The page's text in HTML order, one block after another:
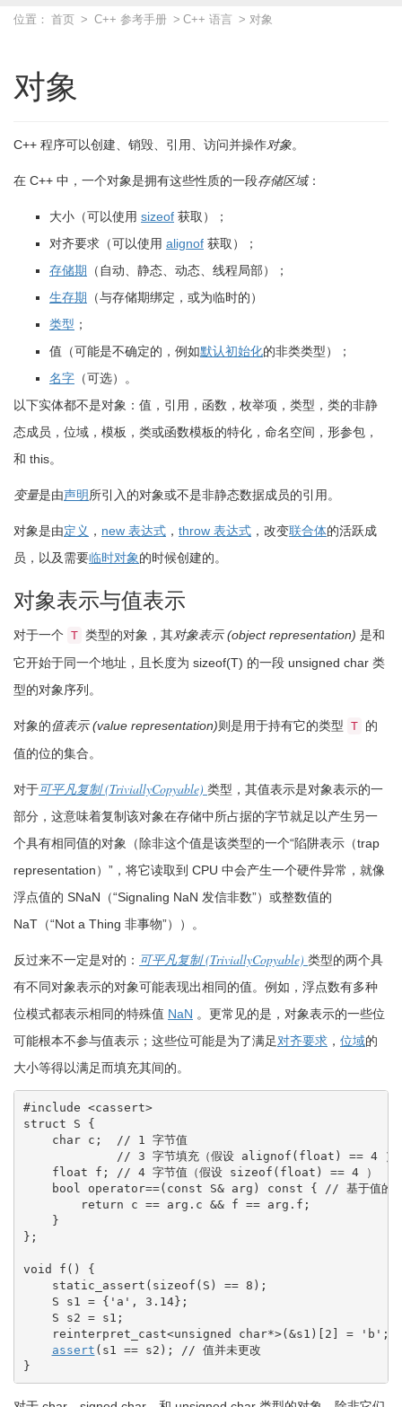
位置： 首页 > C++ 参考手册 > C++ 语言 > 对象
对象
C++ 程序可以创建、销毁、引用、访问并操作对象。
在 C++ 中，一个对象是拥有这些性质的一段存储区域：
大小（可以使用 sizeof 获取）；
对齐要求（可以使用 alignof 获取）；
存储期 （自动、静态、动态、线程局部）；
生存期 （与存储期绑定，或为临时的）
类型 ；
值（可能是不确定的，例如默认初始化的非类类型）；
名字 （可选）。
以下实体都不是对象：值，引用，函数，枚举项，类型，类的非静
态成员，位域，模板，类或函数模板的特化，命名空间，形参包，
和 this。
变量是由声明所引入的对象或不是非静态数据成员的引用。
对象是由定义 ， new 表达式 ， throw 表达式 ，改变联合体的活跃成
员，以及需要临时对象的时候创建的。
对象表示与值表示
对于一个 T 类型的对象，其对象表示 (object representation) 是和
它开始于同一个地址，且长度为 sizeof(T) 的一段 unsigned char 类
型的对象序列。
对象的值表示 (value representation)则是用于持有它的类型 T 的
值的位的集合。
对于可平凡复制 (TriviallyCopyable) 类型，其值表示是对象表示的一
部分，这意味着复制该对象在存储中所占据的字节就足以产生另一
个具有相同值的对象（除非这个值是该类型的一个“陷阱表示（trap
representation）”，将它读取到 CPU 中会产生一个硬件异常，就像
浮点值的 SNaN（“Signaling NaN 发信非数”）或整数值的
NaT（“Not a Thing 非事物”））。
反过来不一定是对的： 可平凡复制 (TriviallyCopyable) 类型的两个具
有不同对象表示的对象可能表现出相同的值。例如，浮点数有多种
位模式都表示相同的特殊值 NaN 。更常见的是，对象表示的一些位
可能根本不参与值表示；这些位可能是为了满足对齐要求 ， 位域的
大小等得以满足而填充其间的。
#include <cassert>
struct S {
char c ;
// 1 字节值
// 3 字节填充（假设 alignof(float) == 4 ）
float f ;
// 4 字节值（假设 sizeof(float) == 4 ）
bool
operator==( const S& arg ) const {
// 基于值的
return c == arg. c && f == arg. f ;
}
} ;
void f ( )
{
    static_assert
( sizeof ( S ) == 8 ) ;
    S s1
= { 'a' , 3.14} ;
    S s2
= s1 ;
reinterpret_cast<unsigned char*>(&s1 ) [ 2 ] = 'b' ;
assert ( s1 == s2 ) ;
// 值并未更改
}